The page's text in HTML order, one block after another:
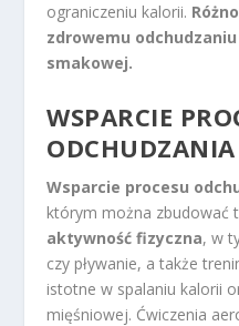
ograniczeniu kalorii.
zdrowemu
smakowej.
WSPARCIE
ODCHUDZANIA
Wsparcie procesu
którym można zbudować
aktywność fizyczna, w
czy pływanie, a także
istotne w spalaniu kalorii
mięśniowej. Ćwiczenia